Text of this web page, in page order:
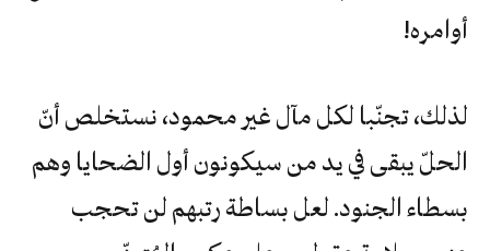
أوامره!
لذلك، تجنّبا لكل مآل غير محمود، نستخلص أنّ
الحلّ يبقى في يد من سيكونون أول الضحايا وهم
بسطاء الجنود. لعل بساطة رتبهم لن تحجب